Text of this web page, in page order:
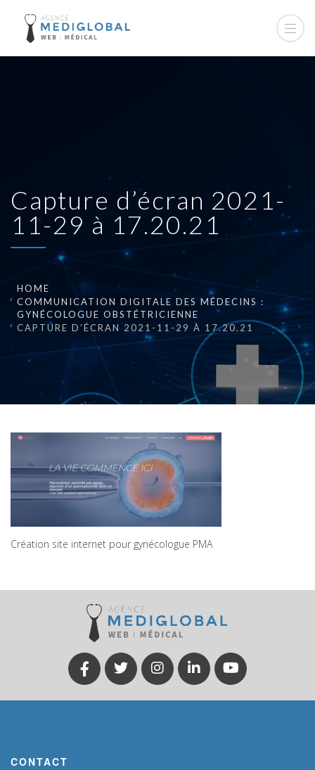
Capture d’écran 2021-
11-29 à 17.20.21
HOME
COMMUNICATION DIGITALE DES MÉDECINS :
GYNÉCOLOGUE OBSTÉTRICIENNE
CAPTURE D’ÉCRAN 2021-11-29 À 17.20.21
Création site internet pour gynécologue PMA
CONTACT